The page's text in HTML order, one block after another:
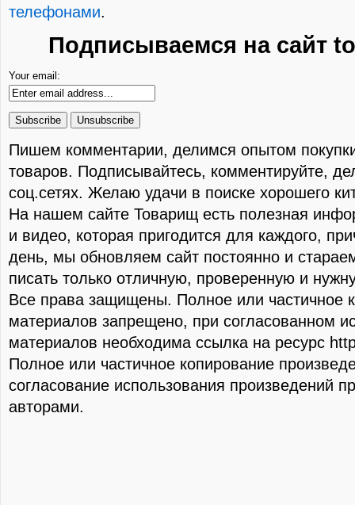
телефонами.
Подписываемся на сайт
Your email:
Пишем комментарии, делимся опытом
товаров. Подписывайтесь, комментируйте,
соц.сетях. Желаю удачи в поиске хорошего
На нашем сайте Товарищ есть полезная
и видео, которая пригодится для каждого,
день, мы обновляем сайт постоянно и
писать только отличную, проверенную и
Все права защищены. Полное или частичное
материалов запрещено, при согласованном
материалов необходима ссылка на ресурс
Полное или частичное копирование
согласование использования произведений
авторами.